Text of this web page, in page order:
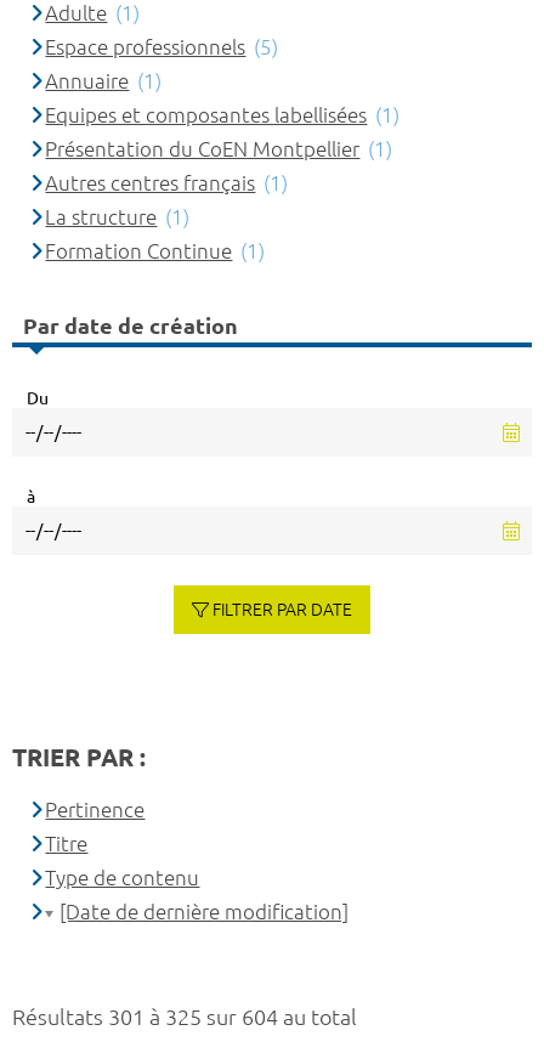
Résultats 301 à 325 sur 604 au total
Adulte (1)
Espace professionnels (5)
Annuaire (1)
Equipes et composantes labellisées (1)
Présentation du CoEN Montpellier (1)
Autres centres français (1)
La structure (1)
Formation Continue (1)
Par date de création
Du
à
FILTRER PAR DATE
TRIER PAR :
Pertinence
Titre
Type de contenu
[Date de dernière modification]